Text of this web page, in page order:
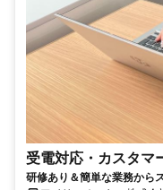
受電対応・カスタマ
研修あり＆簡単な業務から